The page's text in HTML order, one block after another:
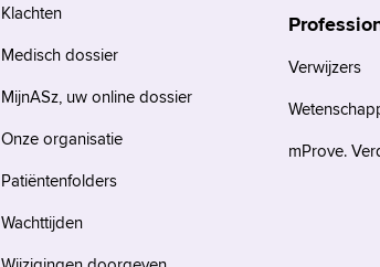
Klachten
Medisch dossier
MijnASz, uw online dossier
Onze organisatie
Patiëntenfolders
Wachttijden
Verwijzers
mProve.